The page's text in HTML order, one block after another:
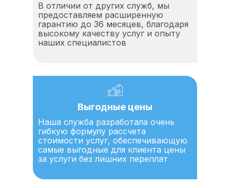
В отличии от других служб, мы
предоставляем расширенную
гарантию до 36 месяцев, благодаря
высокому качеству услуг и опыту
наших специалистов
Выгодные цены
Наша служба разработала очень
гибкую формулу рассчета
стоимости услуг, обеспечивающую
самые выгодные для клиента цены
за услуги без лишних переплат